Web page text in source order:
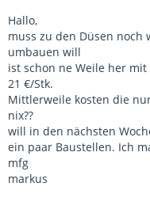
Hallo,
muss zu den Düsen noch
umbauen will
ist schon ne Weile her
21 €/Stk.
Mittlerweile kosten die
nix??
will in den nächsten
ein paar Baustellen. Ich
mfg
markus